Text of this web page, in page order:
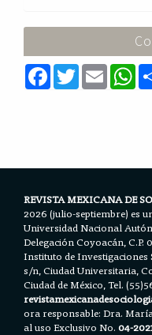
F
a
c
T
w
E
m
a
W
h
a
REVISTA MEXICANA DE
2026 (julio-septiembre) es
Universidad Nacional
Delegación Coyoacán, C.P.
Instituto de
s/n, Ciudad Universitaria,
Ciudad de México, Tel.
ora responsable: Dra.
al uso Exclusivo No.04-